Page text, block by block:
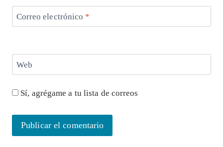
Correo electrónico *
Web
Sí, agrégame a tu lista de correos